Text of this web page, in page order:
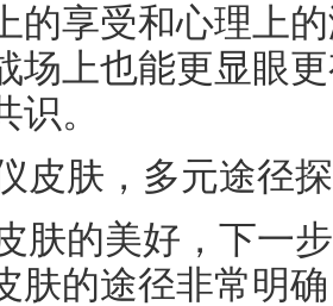
的享受和心理上
场上也能更显眼
。
皮肤，多元途径
肤的美好，下一
肤的途径非常明